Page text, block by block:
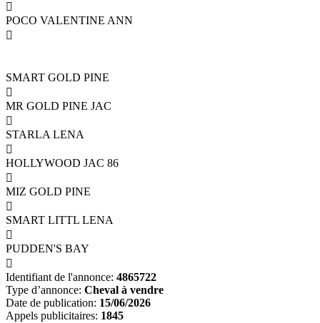

POCO VALENTINE ANN

SMART GOLD PINE

MR GOLD PINE JAC

STARLA LENA

HOLLYWOOD JAC 86

MIZ GOLD PINE

SMART LITTL LENA

PUDDEN'S BAY

Identifiant de l'annonce: 4865722
Type d’annonce: Cheval à vendre
Date de publication: 15/06/2026
Appels publicitaires: 1845